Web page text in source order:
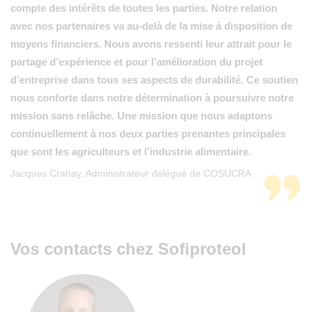
compte des intérêts de toutes les parties. Notre relation
avec nos partenaires va au-delà de la mise à disposition de
moyens financiers. Nous avons ressenti leur attrait pour le
partage d’expérience et pour l’amélioration du projet
d’entreprise dans tous ses aspects de durabilité. Ce soutien
nous conforte dans notre détermination à poursuivre notre
mission sans relâche. Une mission que nous adaptons
continuellement à nos deux parties prenantes principales
que sont les agriculteurs et l’industrie alimentaire.
Jacques Crahay, Administrateur délégué de COSUCRA
Vos contacts chez Sofiproteol